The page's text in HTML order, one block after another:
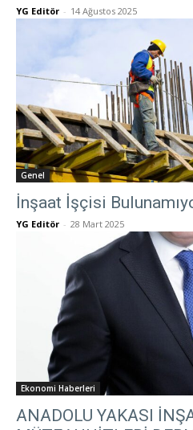
YG Editör - 14 Ağustos 2025
Genel
İnşaat İşçisi
YG Editör - 28 Mart 2025
Ekonomi Haberleri
ANADOLU YAKASI